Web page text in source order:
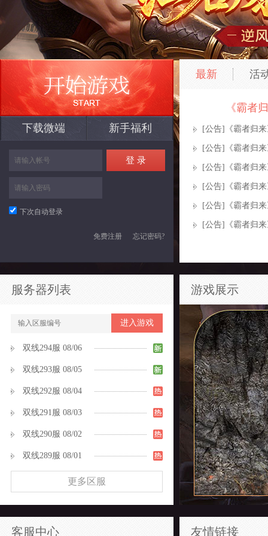
下载微端 新手福利
下次自动登录
免费注册 忘记密码?
服务器列表
进入游戏
双线294服 08/06
双线293服 08/05
双线292服 08/04
双线291服 08/03
双线290服 08/02
双线289服 08/01
更多区服
客服中心
最新 活
《霸者
[公告] 《霸者归
[公告] 《霸者归
[公告] 《霸者归
[公告] 《霸者归
[公告] 《霸者归
[公告] 《霸者归
游戏展示
友情链接